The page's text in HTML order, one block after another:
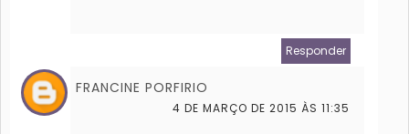
Responder
FRANCINE PORFIRIO
4 DE MARÇO DE 2015 ÀS 11:35